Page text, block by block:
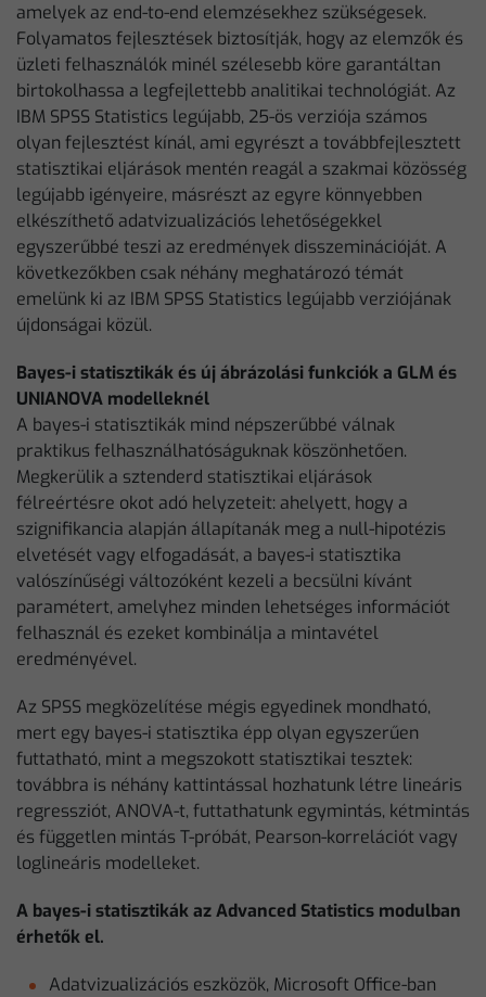
amelyek az end-to-end elemzésekhez szükségesek.
Folyamatos fejlesztések biztosítják, hogy az elemzők és
üzleti felhasználók minél szélesebb köre garantáltan
birtokolhassa a legfejlettebb analitikai technológiát. Az
IBM SPSS Statistics legújabb, 25-ös verziója számos
olyan fejlesztést kínál, ami egyrészt a továbbfejlesztett
statisztikai eljárások mentén reagál a szakmai közösség
legújabb igényeire, másrészt az egyre könnyebben
elkészíthető adatvizualizációs lehetőségekkel
egyszerűbbé teszi az eredmények disszeminációját. A
következőkben csak néhány meghatározó témát
emelünk ki az IBM SPSS Statistics legújabb verziójának
újdonságai közül.
Bayes-i statisztikák és új ábrázolási funkciók a GLM és
UNIANOVA modelleknél
A bayes-i statisztikák mind népszerűbbé válnak
praktikus felhasználhatóságuknak köszönhetően.
Megkerülik a sztenderd statisztikai eljárások
félreértésre okot adó helyzeteit: ahelyett, hogy a
szignifikancia alapján állapítanák meg a null-hipotézis
elvetését vagy elfogadását, a bayes-i statisztika
valószínűségi változóként kezeli a becsülni kívánt
paramétert, amelyhez minden lehetséges információt
felhasznál és ezeket kombinálja a mintavétel
eredményével.
Az SPSS megközelítése mégis egyedinek mondható,
mert egy bayes-i statisztika épp olyan egyszerűen
futtatható, mint a megszokott statisztikai tesztek:
továbbra is néhány kattintással hozhatunk létre lineáris
regressziót, ANOVA-t, futtathatunk egymintás, kétmintás
és független mintás T-próbát, Pearson-korrelációt vagy
loglineáris modelleket.
A bayes-i statisztikák az Advanced Statistics modulban
érhetők el.
Adatvizualizációs eszközök, Microsoft Office-ban